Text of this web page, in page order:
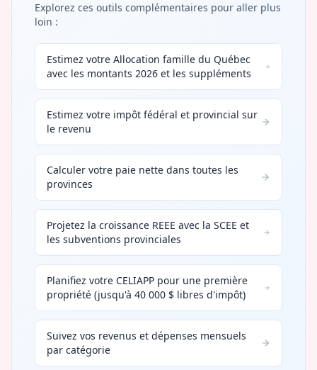
Explorez ces outils complémentaires pour aller plus
loin :
Estimez votre Allocation famille du Québec
avec les montants 2026 et les suppléments
Estimez votre impôt fédéral et provincial sur
le revenu
Calculer votre paie nette dans toutes les
provinces
Projetez la croissance REEE avec la SCEE et
les subventions provinciales
Planifiez votre CELIAPP pour une première
propriété (jusqu'à 40 000 $ libres d'impôt)
Suivez vos revenus et dépenses mensuels
par catégorie